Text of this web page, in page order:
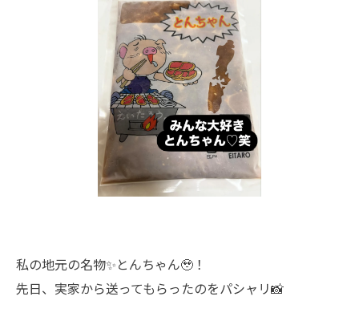
私の地元の名物✨️とんちゃん🥹！
先日、実家から送ってもらったのをパシャリ📸